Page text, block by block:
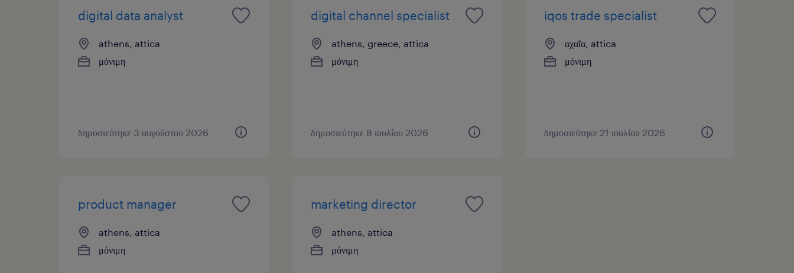
digital data analyst
athens, attica
μόνιμη
δημοσιεύτηκε 3 αυγούστου 2026
digital channel specialist
athens, greece, attica
μόνιμη
δημοσιεύτηκε 8 ιουλίου 2026
iqos trade specialist
αχαΐα, attica
μόνιμη
δημοσιεύτηκε 21 ιουλίου 2026
product manager
athens, attica
μόνιμη
marketing director
athens, attica
μόνιμη